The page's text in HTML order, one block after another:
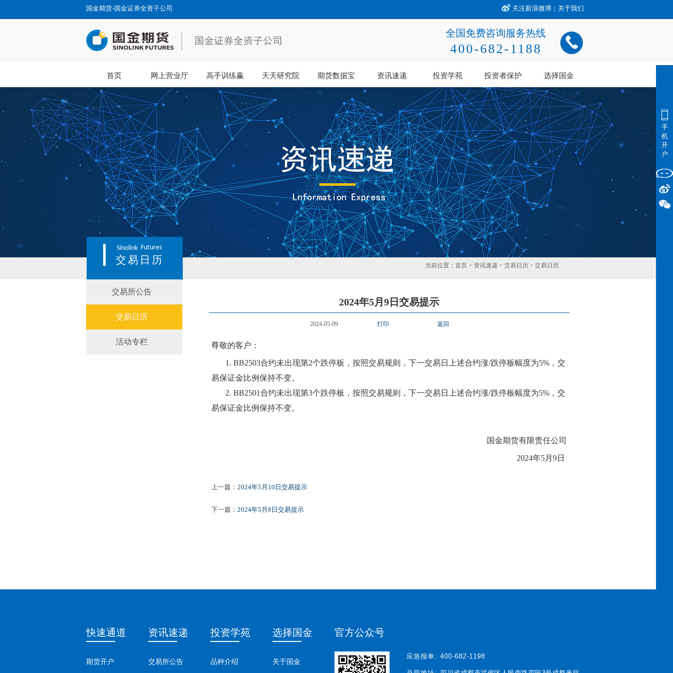
国金期货-国金证券全资子公司 关注新浪微博 | 关于我们
全国免费咨询服务热线
400-682-1188
首页 网上营业厅 高手训练赢 天天研究院 期货数据宝 资讯速递 投资学苑 投资者保护 选择国金
Sinolink Futures
交易日历 当前位置： 首页 > 资讯速递 > 交易日历 > 交易日历
交易所公告
交易日历
活动专栏
2024年5月9日交易提示
2024-05-09 打印 返回
尊敬的客户：
1. BB2503合约未出现第2个跌停板，按照交易规则，下一交易日上述合约涨/跌停板幅度为5%，交
易保证金比例保持不变。
2. BB2501合约未出现第3个跌停板，按照交易规则，下一交易日上述合约涨/跌停板幅度为5%，交
易保证金比例保持不变。
国金期货有限责任公司
2024年5月 9日
上一篇： 2024年5月10日交易提示
下一篇： 2024年5月8日交易提示
快速通道
期货开户
资讯速递
交易所公告
投资学苑
品种介绍
选择国金
关于国金
官方公众号
应急报单: 400-682-1198
手
机
开
户